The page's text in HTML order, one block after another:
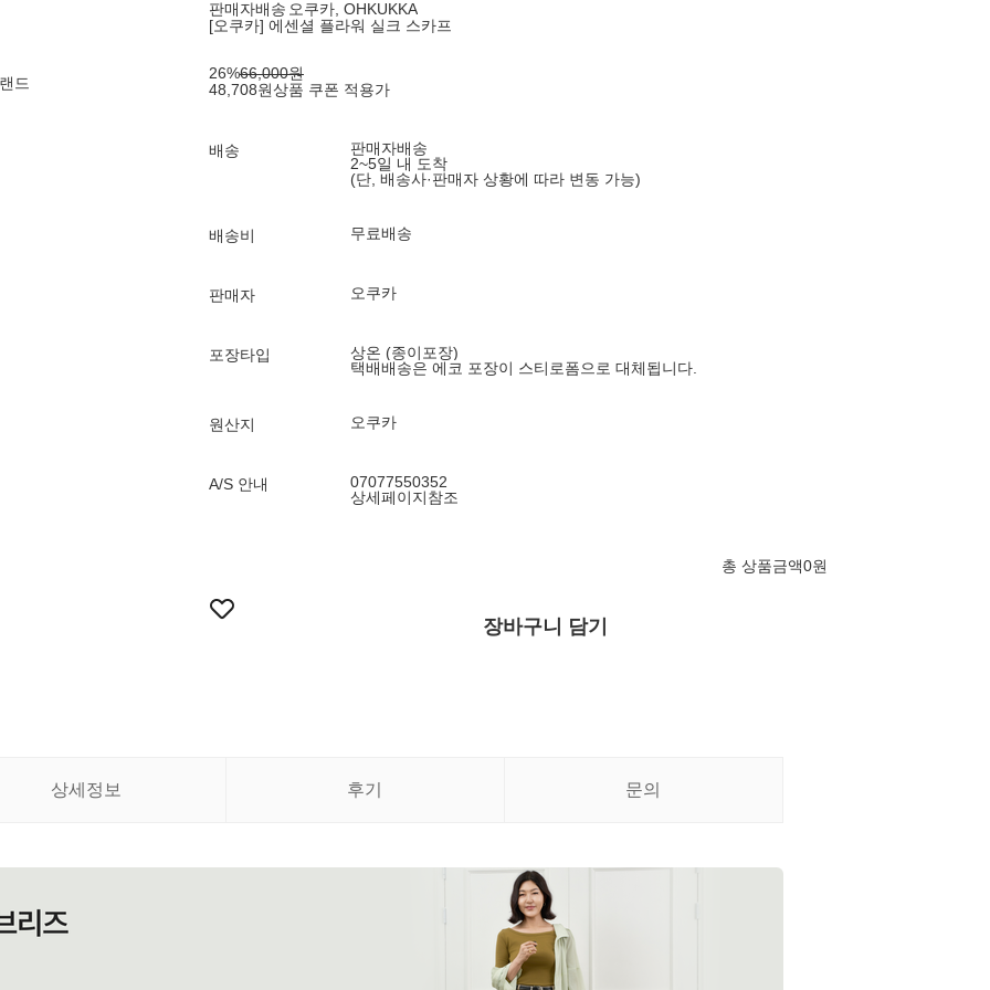
드
판매자배송 오쿠카, OHKUKKA
[오쿠카] 에센셜 플라워 실크 스카프
26%66,000원
48,708원상품 쿠폰 적용가
배송
판매자배송
2~5일 내 도착
(단, 배송사·판매자 상황에 따라 변동 가능)
배송비 무료배송
판매자 오쿠카
포장타입
상온 (종이포장)
택배배송은 에코 포장이 스티로폼으로 대체됩니다.
원산지 오쿠카
A/S 안내
07077550352
상세페이지참조
총 상품금액0원
장바구니 담기
상세정보 후기 문의